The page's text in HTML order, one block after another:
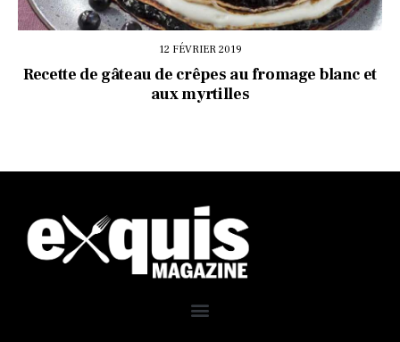
12 FÉVRIER 2019
Recette de gâteau de crêpes au fromage blanc et
aux myrtilles